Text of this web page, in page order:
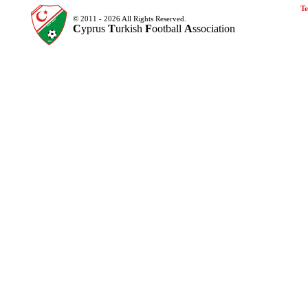
© 2011 - 2026 All Rights Reserved.
Cyprus Turkish Football Association